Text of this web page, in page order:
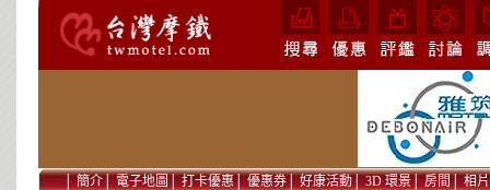
│簡介│電子地圖│打卡優惠│優惠券│好康活動│3D 環景│房間│相片